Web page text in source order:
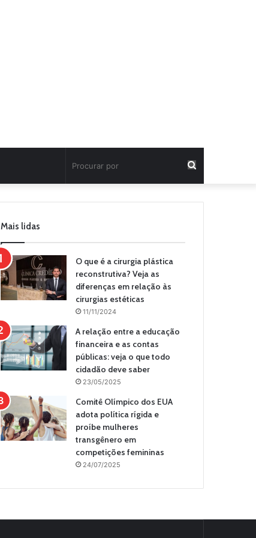
por
Mais lidas
O que é a cirurgia plástica
reconstrutiva? Veja as
diferenças em relação às
cirurgias estéticas
11/11/2024
A relação entre a educação
financeira e as contas
públicas: veja o que todo
cidadão deve saber
23/05/2025
Comitê Olímpico dos EUA
adota política rígida e
proíbe mulheres
transgênero em
competições femininas
24/07/2025